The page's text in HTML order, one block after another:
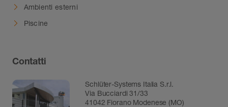
Ambienti esterni
Piscine
Contatti
Schlüter-Systems Italia S.r.l.
Via Bucciardi 31/33
41042 Fiorano Modenese (MO)